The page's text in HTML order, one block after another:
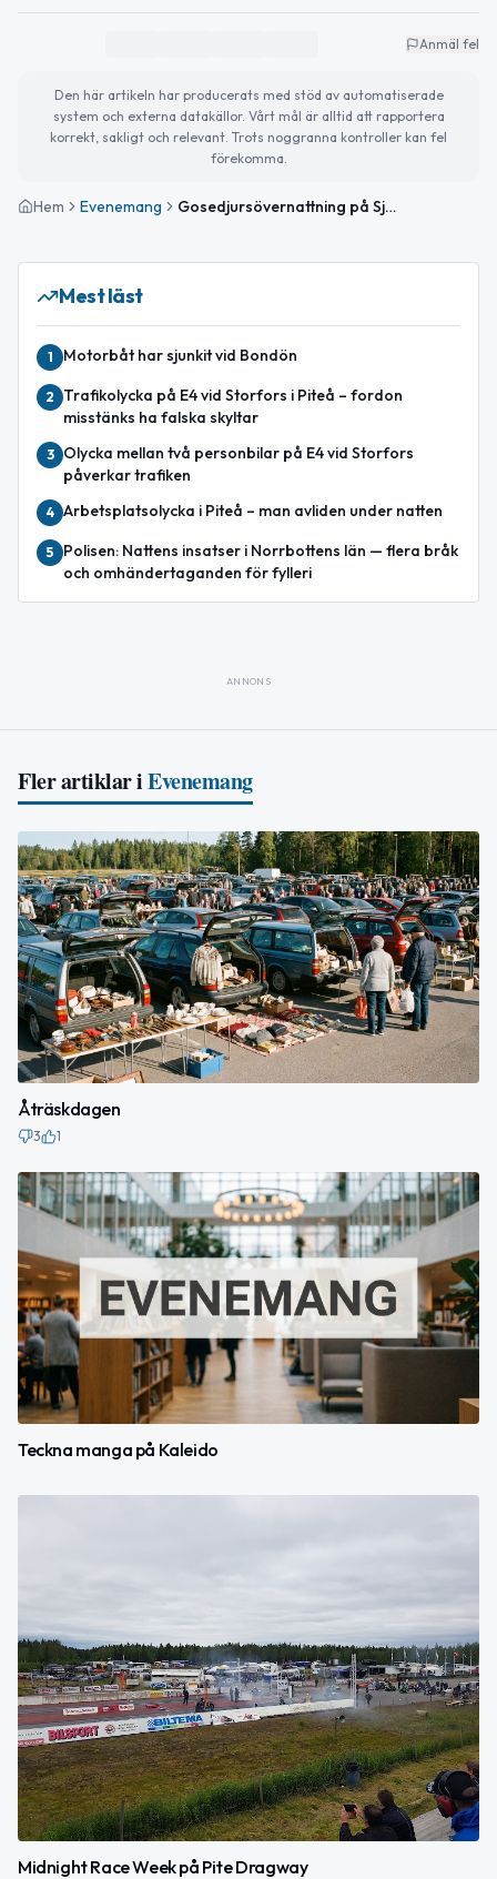
Anmäl fel
Den här artikeln har producerats med stöd av automatiserade
system och externa datakällor. Vårt mål är alltid att rapportera
korrekt, sakligt och relevant. Trots noggranna kontroller kan fel
förekomma.
Hem Evenemang Gosedjursövernattning på Sjulnäs bibliotek
Mest läst
1 Motorbåt har sjunkit vid Bondön
2
Trafikolycka på E4 vid Storfors i Piteå – fordon
misstänks ha falska skyltar
3
Olycka mellan två personbilar på E4 vid Storfors
påverkar trafiken
4 Arbetsplatsolycka i Piteå – man avliden under natten
5
Polisen: Nattens insatser i Norrbottens län — flera bråk
och omhändertaganden för fylleri
ANNONS
Fler artiklar iEvenemang
Åträskdagen
3 1
Teckna manga på Kaleido
Midnight Race Week på Pite Dragway